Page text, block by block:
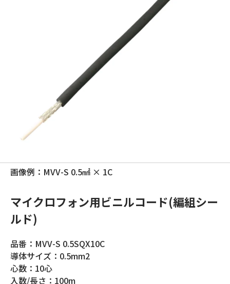
画像例：MVV-S 0.5㎟ × 1C
マイクロフォン用ビニルコード(編組シー
ルド)
品番：MVV-S 0.5SQX10C
導体サイズ：0.5mm2
心数：10心
入数/長さ：100m